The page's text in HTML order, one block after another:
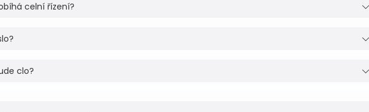
celní řízení?
clo?